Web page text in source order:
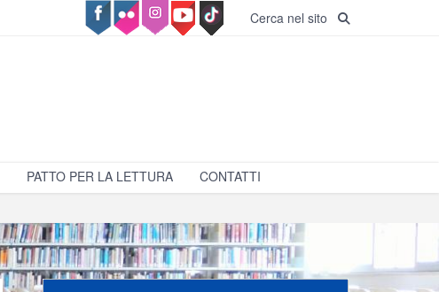
Cerca nel sito
PATTO PER LA LETTURA CONTATTI